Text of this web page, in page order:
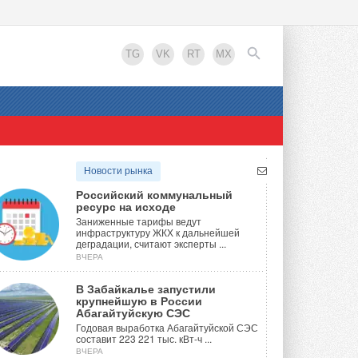
TG VK RT MX
EN
Новости рынка
Российский коммунальный
ресурс на исходе
Заниженные тарифы ведут
инфраструктуру ЖКХ к дальнейшей
деградации, считают эксперты ...
ВЧЕРА
В Забайкалье запустили
крупнейшую в России
Абагайтуйскую СЭС
Годовая выработка Абагайтуйской СЭС
составит 223 221 тыс. кВт-ч ...
ВЧЕРА